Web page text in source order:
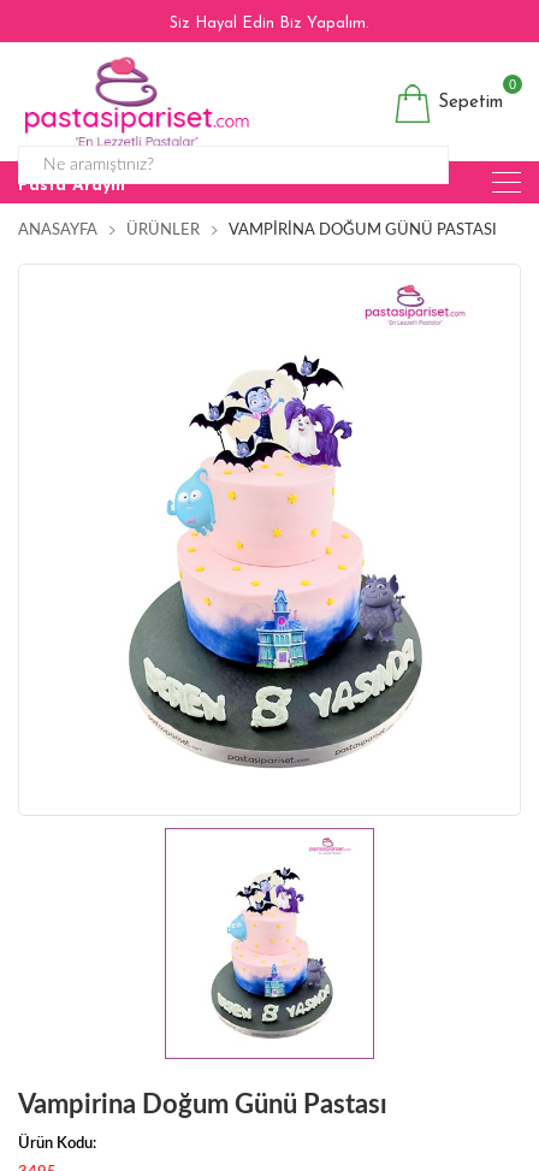
Siz Hayal Edin Biz Yapalım.
Sepetim
0
Pasta Arayın
ANASAYFA ÜRÜNLER VAMPIRINA DOĞUM GÜNÜ PASTASI
Vampirina Doğum Günü Pastası
Ürün Kodu: